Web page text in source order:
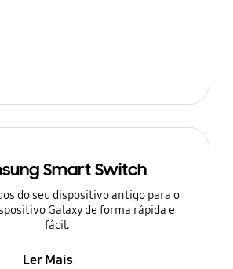
Smart Switch
do seu dispositivo antigo para o
Galaxy de forma rápida e
fácil.
Ler Mais